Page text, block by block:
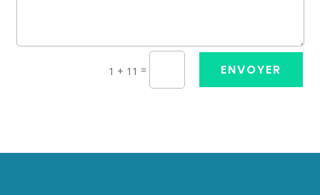
1 + 11 = ENVOYER